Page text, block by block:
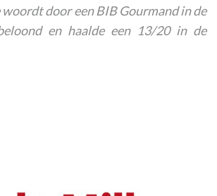
door een BIB Gourmand in de
en haalde een 13/20 in de